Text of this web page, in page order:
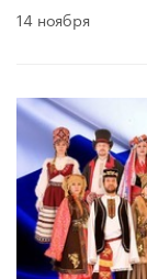
14 ноября